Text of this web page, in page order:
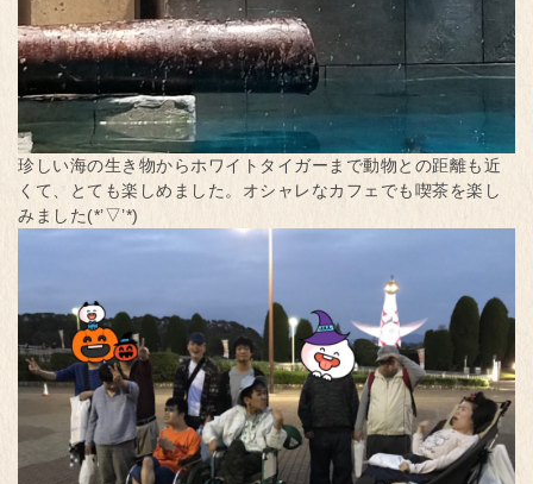
珍しい海の生き物からホワイトタイガーまで動物との距離も近
くて、とても楽しめました。オシャレなカフェでも喫茶を楽し
みました(*’▽’*)